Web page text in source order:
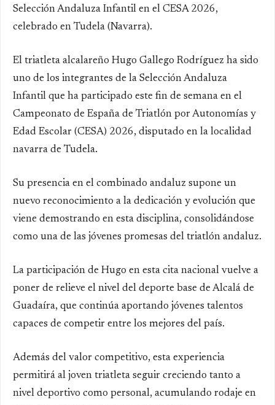
Selección Andaluza Infantil en el CESA 2026,
celebrado en Tudela (Navarra).
El triatleta alcalareño Hugo Gallego Rodríguez ha sido
uno de los integrantes de la Selección Andaluza
Infantil que ha participado este fin de semana en el
Campeonato de España de Triatlón por Autonomías y
Edad Escolar (CESA) 2026, disputado en la localidad
navarra de Tudela.
Su presencia en el combinado andaluz supone un
nuevo reconocimiento a la dedicación y evolución que
viene demostrando en esta disciplina, consolidándose
como una de las jóvenes promesas del triatlón andaluz.
La participación de Hugo en esta cita nacional vuelve a
poner de relieve el nivel del deporte base de Alcalá de
Guadaíra, que continúa aportando jóvenes talentos
capaces de competir entre los mejores del país.
Además del valor competitivo, esta experiencia
permitirá al joven triatleta seguir creciendo tanto a
nivel deportivo como personal, acumulando rodaje en